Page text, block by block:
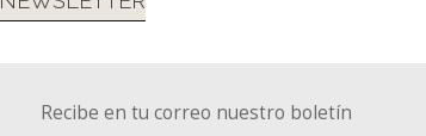
Recibe en tu correo nuestro boletín